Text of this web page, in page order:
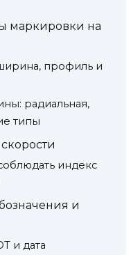
маркировки на
профиль и
радиальная,
типы
индекс
и
и дата